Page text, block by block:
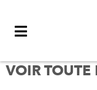
VOIR